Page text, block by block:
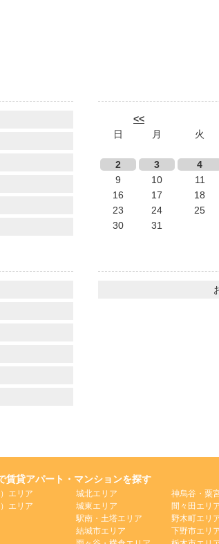
<<
日
月 火
2
3 4
9
10 11
16
17 18
23
24 25
30
31
賃貸アパート・マンションを探す
エリア
エリア
城北エリア
城東エリア
駅南・土塔エリア
結城市エリア
神烏谷・粟
間々田エリ
野木町エリ
下野市エリ